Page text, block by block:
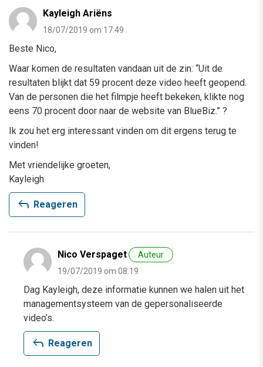
Kayleigh Ariëns
18/07/2019 om 17:49
Beste Nico,
Waar komen de resultaten vandaan uit de zin: “Uit de
resultaten blijkt dat 59 procent deze video heeft geopend.
Van de personen die het filmpje heeft bekeken, klikte nog
eens 70 procent door naar de website van BlueBiz.” ?
Ik zou het erg interessant vinden om dit ergens terug te
vinden!
Met vriendelijke groeten,
Kayleigh
reply Reageren
Nico Verspaget
Auteur
19/07/2019 om 08:19
Dag Kayleigh, deze informatie kunnen we halen uit het
managementsysteem van de gepersonaliseerde
video’s.
reply Reageren